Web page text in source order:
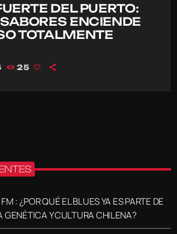
DEL PUERTO:
ENCIENDE
TOTALMENTE
25
: ¿POR QUÉ EL BLUES YA ES PARTE DE
GENÉTICA Y CULTURA CHILENA?